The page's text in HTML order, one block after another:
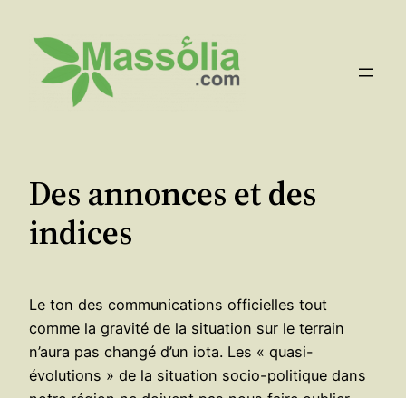
contenu
Des annonces et des
indices
Le ton des communications officielles tout
comme la gravité de la situation sur le terrain
n’aura pas changé d’un iota. Les « quasi-
évolutions » de la situation socio-politique dans